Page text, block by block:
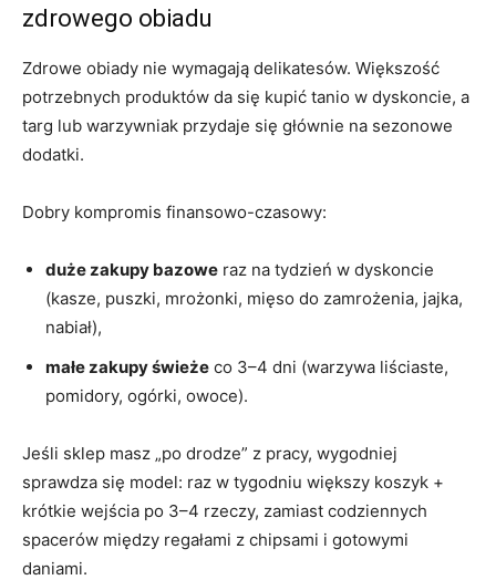
zdrowego obiadu
Zdrowe obiady nie wymagają delikatesów. Większość
potrzebnych produktów da się kupić tanio w dyskoncie, a
targ lub warzywniak przydaje się głównie na sezonowe
dodatki.
Dobry kompromis finansowo-czasowy:
duże zakupy bazowe raz na tydzień w dyskoncie
(kasze, puszki, mrożonki, mięso do zamrożenia, jajka,
nabiał),
małe zakupy świeże co 3–4 dni (warzywa liściaste,
pomidory, ogórki, owoce).
Jeśli sklep masz „po drodze” z pracy, wygodniej
sprawdza się model: raz w tygodniu większy koszyk +
krótkie wejścia po 3–4 rzeczy, zamiast codziennych
spacerów między regałami z chipsami i gotowymi
daniami.